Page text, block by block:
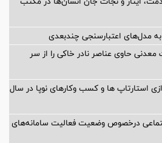
مدل‌های اعتبارسنجی چندبعدی
حاوی عناصر نادر خاکی را از سر
استارتاپ ها و کسب وکارهای نوپا در سال
درخصوص وضعیت فعالیت سامانه‌های